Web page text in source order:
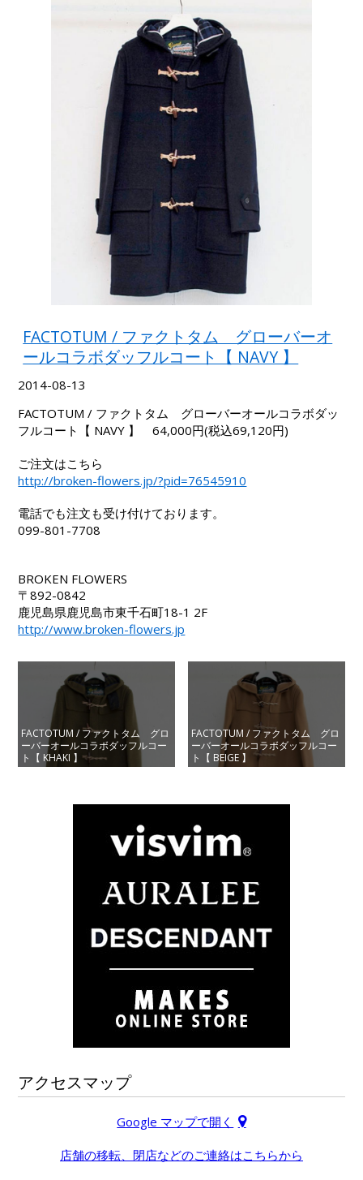
FACTOTUM / ファクトタム グローバーオ
ールコラボダッフルコート【 NAVY 】
2014-08-13
FACTOTUM / ファクトタム グローバーオールコラボダッ
フルコート【 NAVY 】 64,000円(税込69,120円)
ご注文はこちら
http://broken-flowers.jp/?pid=76545910
電話でも注文も受け付けております。
099-801-7708
BROKEN FLOWERS
〒892-0842
鹿児島県鹿児島市東千石町18-1 2F
http://www.broken-flowers.jp
FACTOTUM / ファクトタム グロ
ーバーオールコラボダッフルコー
ト【 KHAKI 】
FACTOTUM / ファクトタム グロ
ーバーオールコラボダッフルコー
ト【 BEIGE 】
アクセスマップ
Google マップで開く
店舗の移転、閉店などのご連絡はこちらから